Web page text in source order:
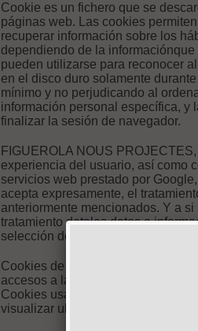
Cookie es un fichero que se
páginas web. Las cookies
recuperar información sobre los
dependiendo de la
pueden utilizarse para reconocer
en el disco duro solamente
mínimo y no perjudicando al
información personal específica, y
finalizar la sesión de navegador.
FIGUEROLA NOUS
experiencia del usuario, así como
servicios web prestado por
acepta expresamente, el
anteriormente mencionados. Y a
tratamiento detales datos o
selección de la configuración
Cookies de uso interno: Para el
accesos a las áreas privadas o de
Cookies usadas por
visualizar ubicaciones geográficas